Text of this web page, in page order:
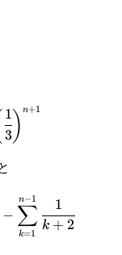
3
1) n+1
−
k=1
∑
n−1
k + 2
1